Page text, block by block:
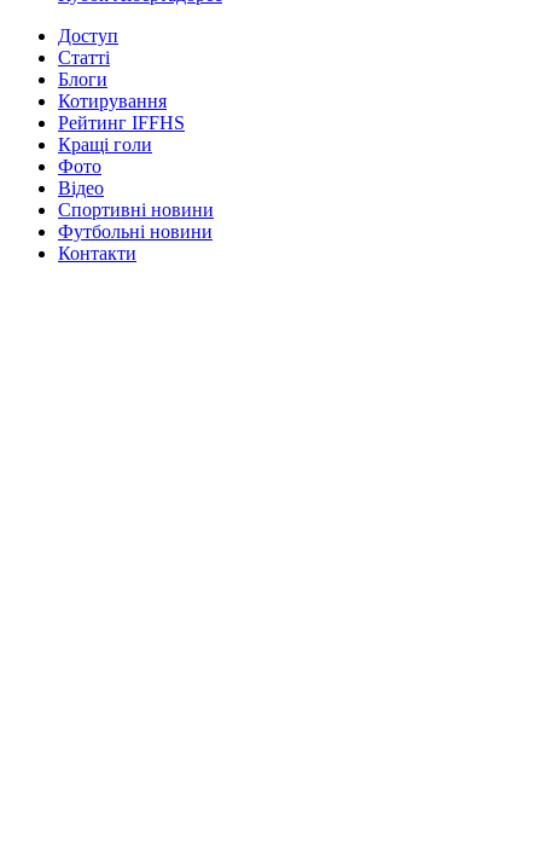
Доступ
Статті
Блоги
Котирування
Рейтинг IFFHS
Кращі голи
Фото
Відео
Спортивні новини
Футбольні новини
Контакти